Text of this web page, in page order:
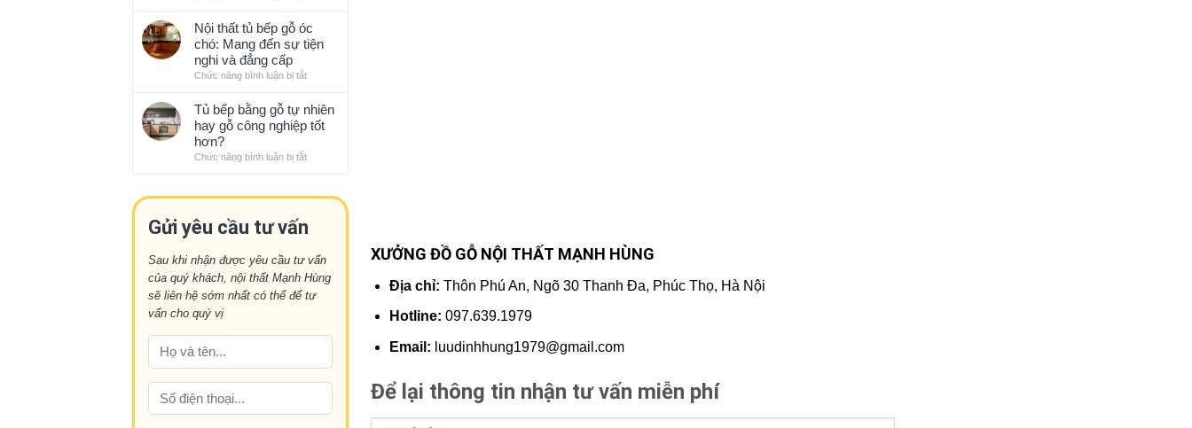
XƯỞNG ĐỒ GỖ NỘI THẤT MẠNH HÙNG
Địa chỉ: Thôn Phú An, Ngõ 30 Thanh Đa, Phúc Thọ, Hà Nội
Hotline: 097.639.1979
Email: luudinhhung1979@gmail.com
Để lại thông tin nhận tư vấn miễn phí
phong
thủy
sẽ
gọn
xu
hướng
thiết
ấn
tượng
Nội thất tủ bếp gỗ óc
chó: Mang đến sự tiện
nghi và đẳng cấp
Chức năng bình luận bị tắt
thất
tủ
Mang
sự
nghi
và
đẳng
cấp
Tủ bếp bằng gỗ tự nhiên
hay gỗ công nghiệp tốt
hơn?
Chức năng bình luận bị tắt
bằng
tự
hay
gỗ
công
hơn?
Gửi yêu cầu tư vấn
Sau khi nhận được yêu cầu tư vấn
của quý khách, nội thất Mạnh Hùng
sẽ liên hệ sớm nhất có thể để tư
vấn cho quý vị